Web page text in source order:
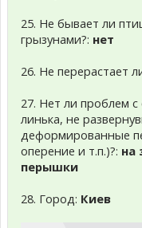
25. Не бывает ли
грызунами?: нет
26. Не перерастает
27. Нет ли проблем
линька, не
деформированные
оперение и т.п.)?: на
перышки
28. Город: Киев